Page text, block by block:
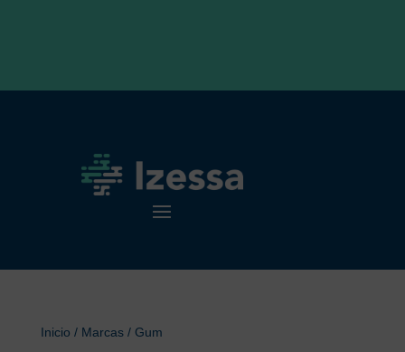
Inicio / Marcas / Gum